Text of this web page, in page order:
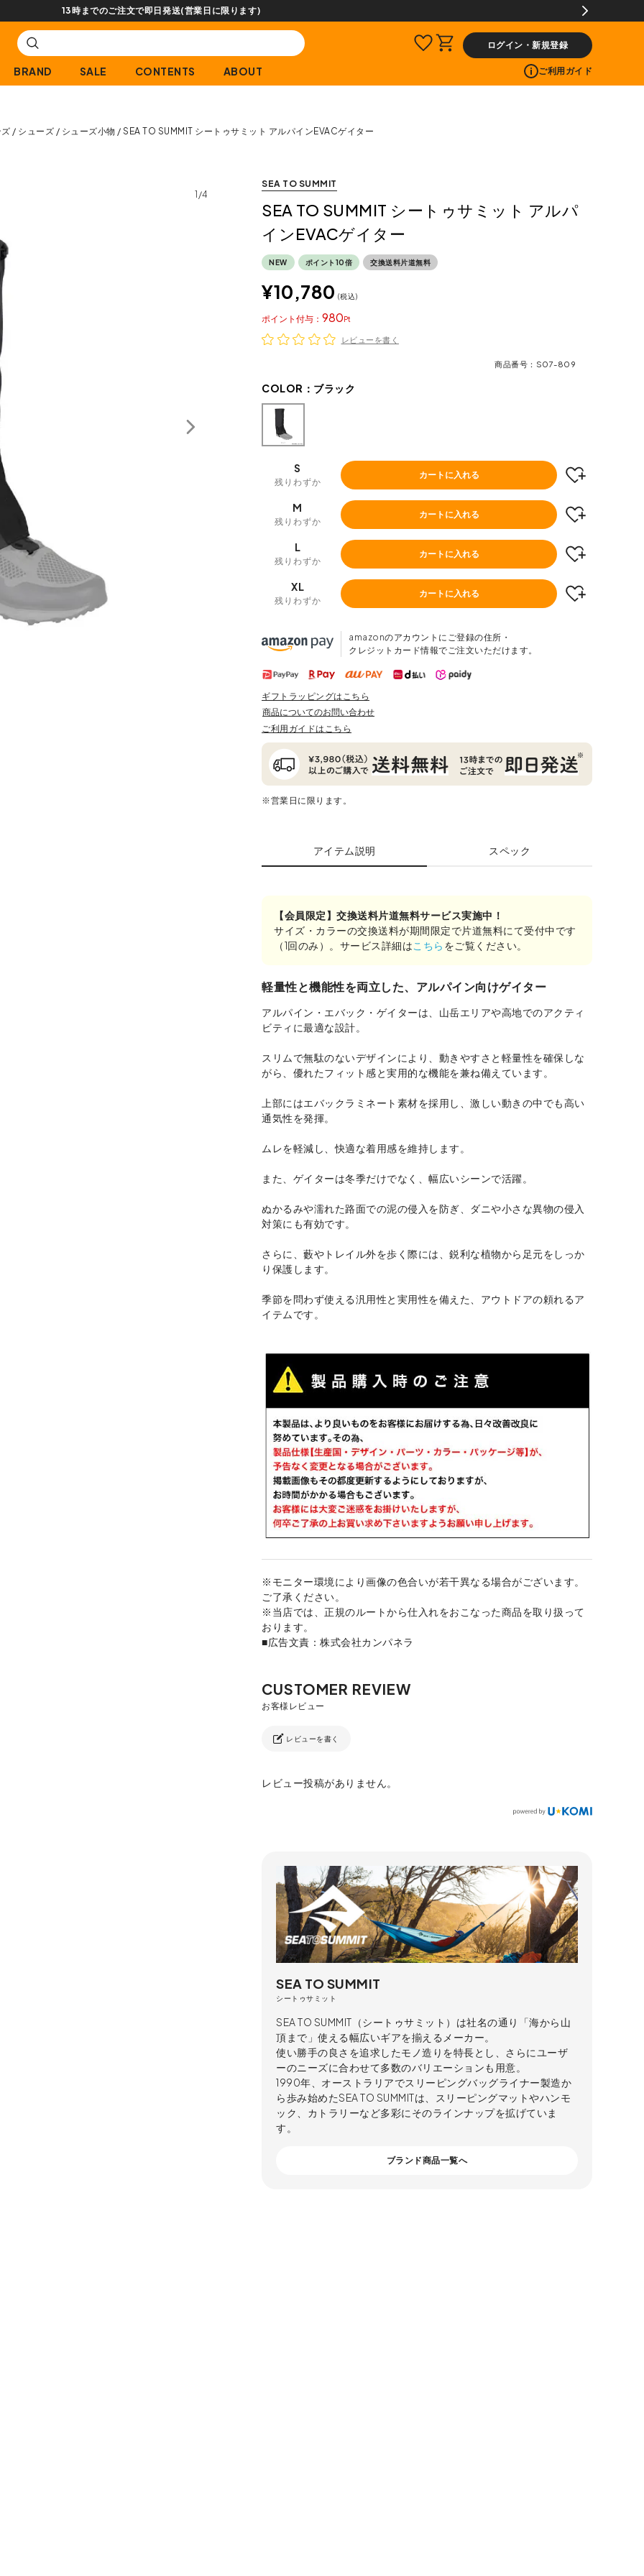
ログイン・新規登録
BRAND SALE CONTENTS ABOUT ご利用ガイド
シューズ シューズ小物 SEA TO SUMMIT シートゥサミット アルパインEVACゲイター
1/4
SEA TO SUMMIT
SEA TO SUMMIT シートゥサミット アルパ
インEVACゲイター
NEW ポイント10倍 交換送料片道無料
¥10,780 税込
980
ポイント
レビューを書く
商品番号 S07-809
COLOR： ブラック
S
残りわずか
カートに入れる
M
残りわずか
カートに入れる
L
残りわずか
カートに入れる
XL
残りわずか
カートに入れる
amazonのアカウントにご登録の住所・
クレジットカード情報でご注文いただけます。
ギフトラッピングはこちら
商品についてのお問い合わせ
ご利用ガイドはこちら
※営業日に限ります。
アイテム説明 スペック
【会員限定】交換送料片道無料サービス実施中！
サイズ・カラーの交換送料が期間限定で片道無料にて受付中です
（1回のみ）。サービス詳細は こちら をご覧ください。
軽量性と機能性を両立した、アルパイン向けゲイター
アルパイン・エバック・ゲイターは、山岳エリアや高地でのアクティ
ビティに最適な設計。
スリムで無駄のないデザインにより、動きやすさと軽量性を確保しな
がら、優れたフィット感と実用的な機能を兼ね備えています。
上部にはエバックラミネート素材を採用し、激しい動きの中でも高い
通気性を発揮。
ムレを軽減し、快適な着用感を維持します。
また、ゲイターは冬季だけでなく、幅広いシーンで活躍。
ぬかるみや濡れた路面での泥の侵入を防ぎ、ダニや小さな異物の侵入
対策にも有効です。
さらに、藪やトレイル外を歩く際には、鋭利な植物から足元をしっか
り保護します。
季節を問わず使える汎用性と実用性を備えた、アウトドアの頼れるア
イテムです。
※モニター環境により画像の色合いが若干異なる場合がございます。
ご了承ください。
※当店では、正規のルートから仕入れをおこなった商品を取り扱って
おります。
■広告文責：株式会社カンパネラ
レビューを書く
レビュー投稿がありません。
SEA TO SUMMIT
シートゥサミット
SEA TO SUMMIT（シートゥサミット）は社名の通り「海から山
頂まで」使える幅広いギアを揃えるメーカー。
使い勝手の良さを追求したモノ造りを特長とし、さらにユーザ
ーのニーズに合わせて多数のバリエーションも用意。
1990年、オーストラリアでスリーピングバッグライナー製造か
ら歩み始めたSEA TO SUMMITは、スリーピングマットやハンモ
ック、カトラリーなど多彩にそのラインナップを拡げていま
す。
ブランド商品一覧へ